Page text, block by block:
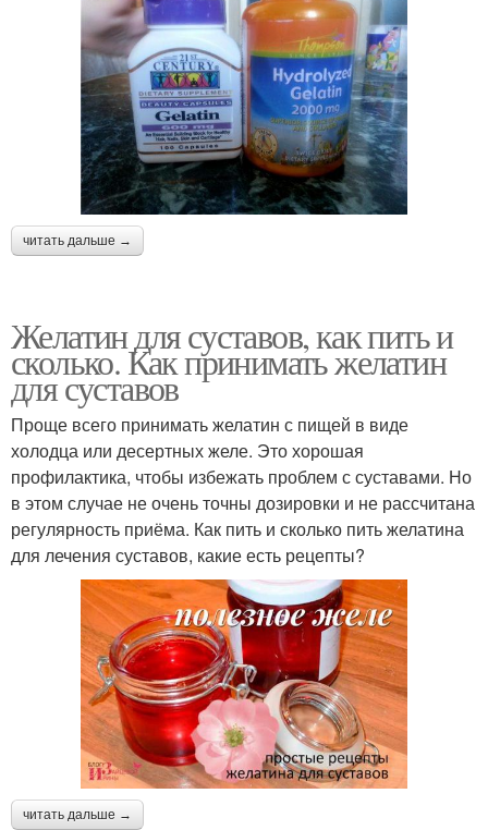
читать дальше →
Желатин для суставов, как пить и
сколько. Как принимать желатин
для суставов
Проще всего принимать желатин с пищей в виде
холодца или десертных желе. Это хорошая
профилактика, чтобы избежать проблем с суставами. Но
в этом случае не очень точны дозировки и не рассчитана
регулярность приёма. Как пить и сколько пить желатина
для лечения суставов, какие есть рецепты?
читать дальше →